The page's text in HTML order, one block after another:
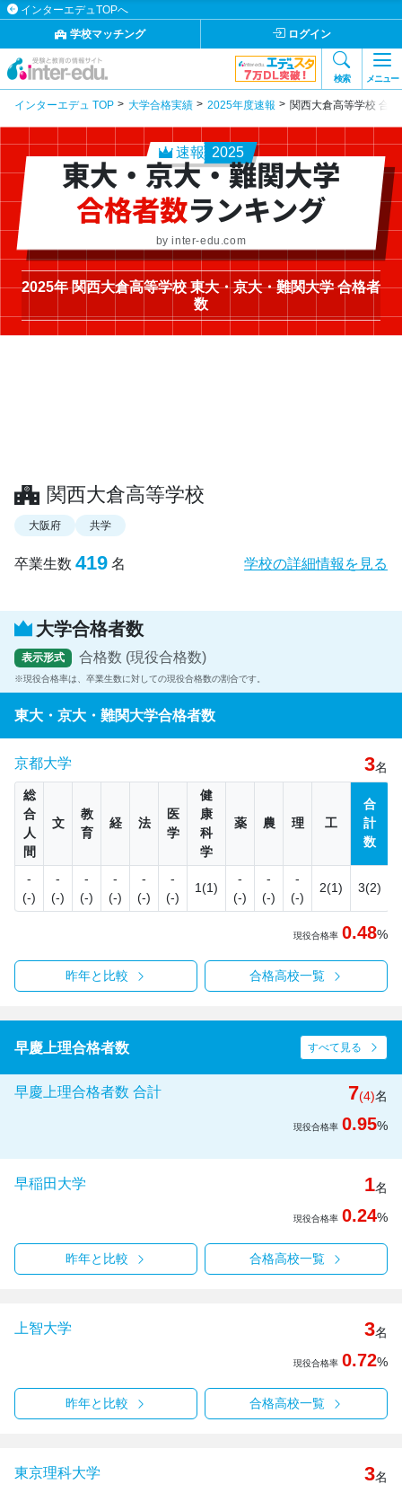
インターエデュTOPへ
学校マッチング
ログイン
検索 メニュー
インターエデュ TOP 大学合格実績 2025年度速報 関西大倉高等学校 合
速報 2025
東大・京大・難関大学
合格者数ランキング
by inter-edu.com
2025年 関西大倉高等学校 東大・京大・難関大学 合格者
数
関西大倉高等学校
大阪府 共学
卒業生数 419 名 学校の詳細情報を見る
大学合格者数
表示形式 合格数 (現役合格数)
現役合格率は、卒業生数に対しての現役合格数の割合です。
東大・京大・難関大学合格者数
京都大学 3名
総
合
人
間
文
教
育
経 法
医
学
健
康
科
学
薬 農 理 工
合
計
数
-
(-)
-
(-)
-
(-)
-
(-)
-
(-)
-
(-)
1(1)
-
(-)
-
(-)
-
(-)
2(1) 3(2)
現役合格率 0.48%
昨年と比較 合格高校一覧
早慶上理合格者数 すべて見る
早慶上理合格者数 合計 7(4)名
現役合格率 0.95%
早稲田大学 1名
現役合格率 0.24%
昨年と比較 合格高校一覧
上智大学 3名
現役合格率 0.72%
昨年と比較 合格高校一覧
東京理科大学 3名